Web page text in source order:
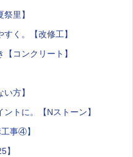
里】
く。【改修工】
コンクリート】
方】
トに。【Nストーン】
事④】
】